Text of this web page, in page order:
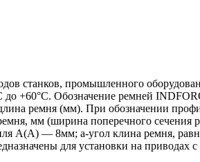
станков, промышленного
до +60°С. Обозначение ремней
ремня (мм). При обозначении
мм (ширина поперечного сечения
А(А) — 8мм; a-угол клина ремня,
для установки на приводах